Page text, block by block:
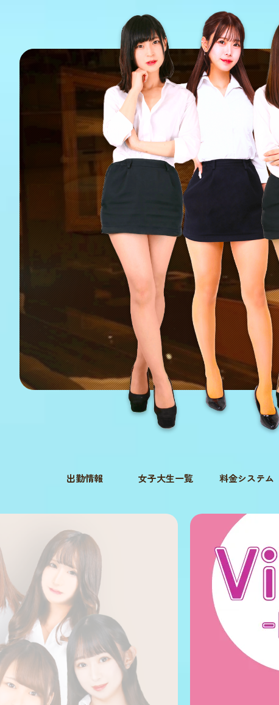
出勤情報 女子大生一覧 料金システム